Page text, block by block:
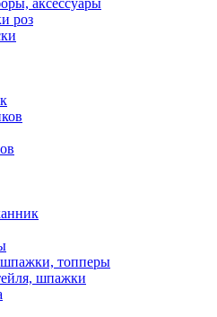
роз
шпажки, топперы
шпажки